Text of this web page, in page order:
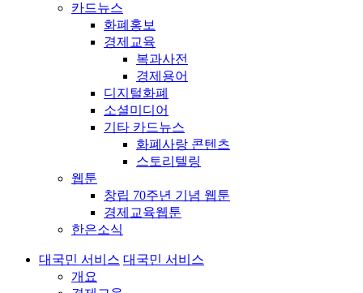
카드뉴스
화폐홍보
경제교육
복과사전
경제용어
디지털화폐
소셜미디어
기타 카드뉴스
화폐사랑 콘텐츠
스토리텔링
웹툰
창립 70주년 기념 웹툰
경제교육웹툰
한은소식
대국민 서비스 대국민 서비스
개요